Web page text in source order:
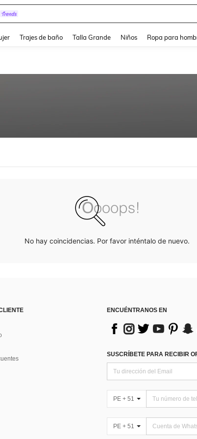
Trajes de baño Talla Grande Niños Ropa para
No hay coincidencias. Por favor inténtalo de nuevo.
ENCUÉNTRANOS EN
SUSCRÍBETE PARA RECIBIR
PE + 51
PE + 51